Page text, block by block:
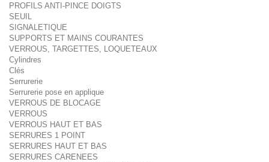
PROFILS ANTI-PINCE DOIGTS
SEUIL
SIGNALETIQUE
SUPPORTS ET MAINS COURANTES
VERROUS, TARGETTES, LOQUETEAUX
Cylindres
Clés
Serrurerie
Serrurerie pose en applique
VERROUS DE BLOCAGE
VERROUS
VERROUS HAUT ET BAS
SERRURES 1 POINT
SERRURES HAUT ET BAS
SERRURES CARENEES